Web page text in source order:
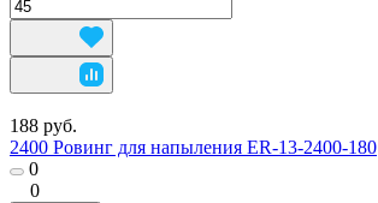
188 руб.
2400 Ровинг для напыления ER-13-2400-180
0
0